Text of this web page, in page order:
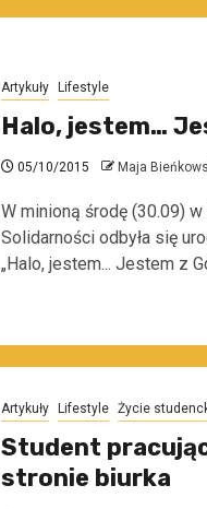
Artykuły Lifestyle
Halo, jestem…
05/10/2015 Maja
W minioną środę (30.09)
Solidarności odbyła się
„Halo, jestem... Jestem z
Artykuły Lifestyle Życie
Student
stronie biurka